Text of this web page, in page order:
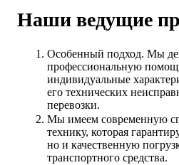
Наши ведущие
Особенный подход. Мы
профессиональную
индивидуальные
его технических
перевозки.
Мы имеем современную
технику, которая
но и качественную
транспортного средства.